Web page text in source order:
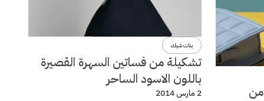
وصيف 2014 من
بنات شيك
تشكيلة من فساتين السهرة القصيرة
باللون الاسود الساحر
2 مارس 2014